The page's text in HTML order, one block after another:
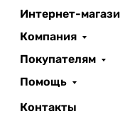
Сила света
Длина
Высота/глубина
Материал корпуса
Интернет-
Компания
Покупателям
Помощь
Контакты